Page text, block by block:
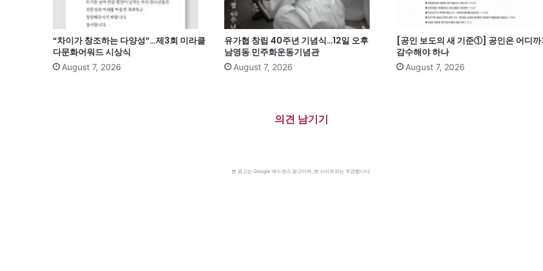
“차이가 창조하는 다양성”…제3회 미라클
다문화어워드 시상식
August 7, 2026
유가협 창립 40주년 기념식…12일 오후
남영동 민주화운동기념관
August 7, 2026
[공인 보도의 새 기준①] 공인은 어디까
감수해야 하나
August 7, 2026
의견 남기기
본 광고는 Google 애드센스 광고이며, 본 사이트와는 무관합니다.